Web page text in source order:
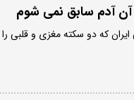
آن آدم سابق نمی شوم
ایران که دو سکته مغزی و